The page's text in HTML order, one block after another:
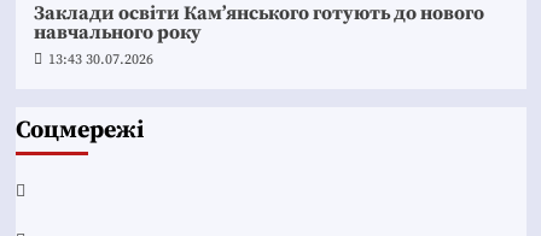
Заклади освіти Кам’янського готують до нового
навчального року
13:43 30.07.2026
Соцмережі
Facebook